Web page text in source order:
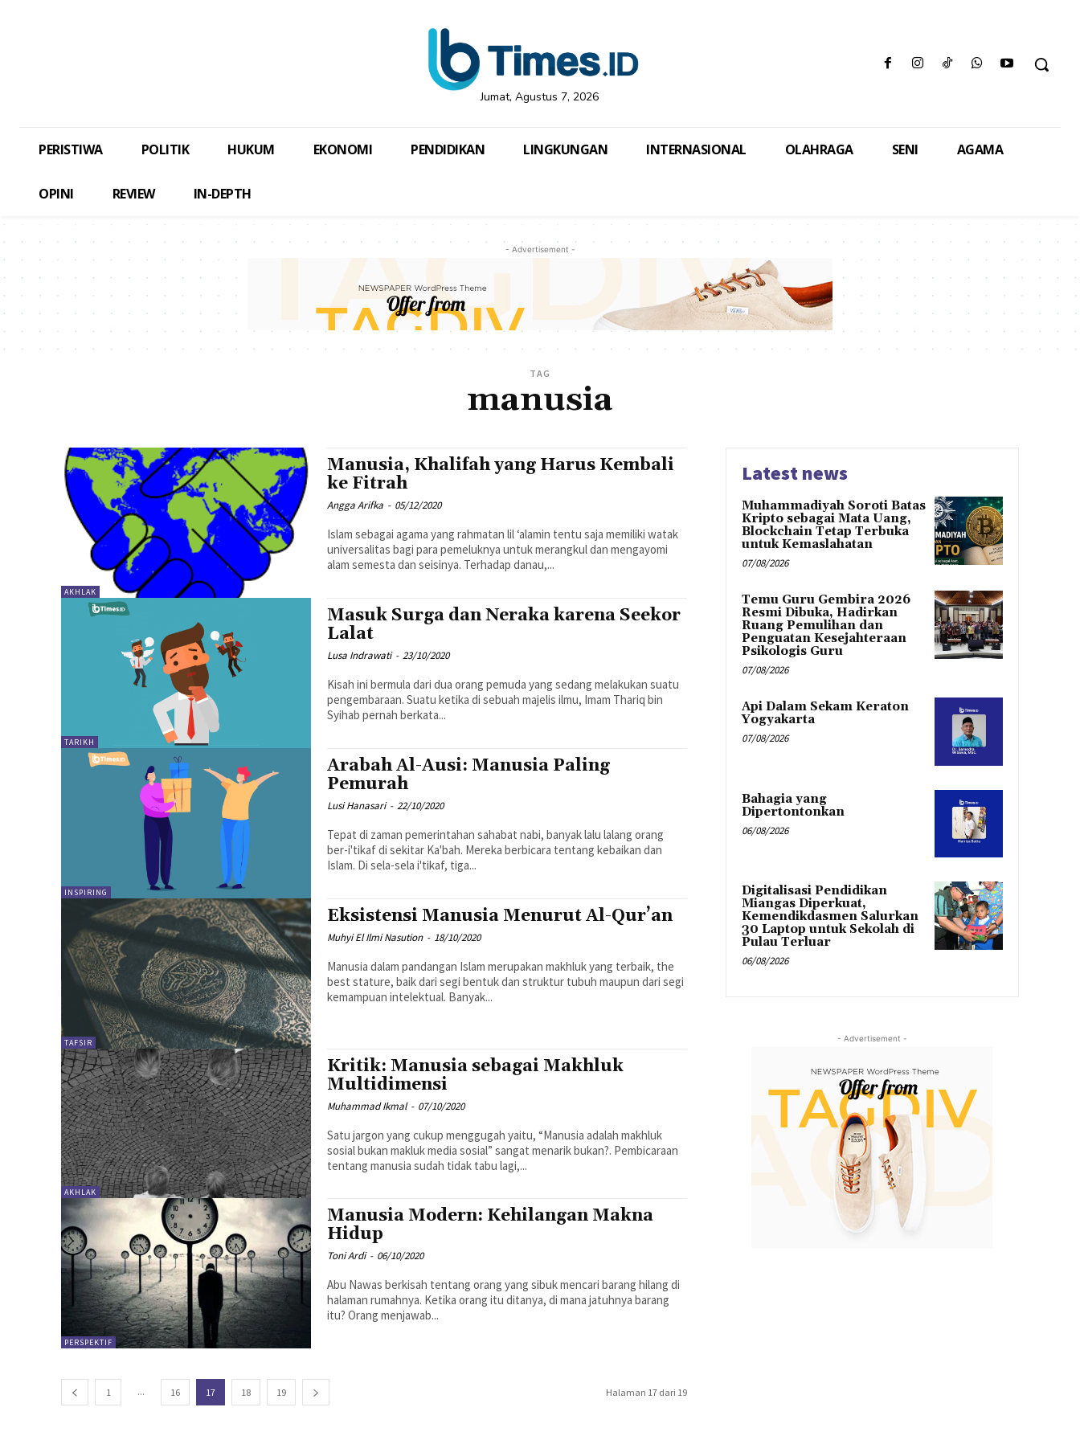
Jumat, Agustus 7, 2026
PERISTIWA POLITIK HUKUM EKONOMI PENDIDIKAN LINGKUNGAN INTERNASIONAL OLAHRAGA SENI AGAMA
OPINI REVIEW IN-DEPTH
- Advertisement -
TAG
manusia
AKHLAK
Manusia, Khalifah yang Harus Kembali
ke Fitrah
Angga Arifka - 05/12/2020
Islam sebagai agama yang rahmatan lil ‘alamin tentu saja memiliki watak
universalitas bagi para pemeluknya untuk merangkul dan mengayomi
alam semesta dan seisinya. Terhadap danau,...
TARIKH
Masuk Surga dan Neraka karena Seekor
Lalat
Lusa Indrawati - 23/10/2020
Kisah ini bermula dari dua orang pemuda yang sedang melakukan suatu
pengembaraan. Suatu ketika di sebuah majelis ilmu, Imam Thariq bin
Syihab pernah berkata...
INSPIRING
Arabah Al-Ausi: Manusia Paling
Pemurah
Lusi Hanasari - 22/10/2020
Tepat di zaman pemerintahan sahabat nabi, banyak lalu lalang orang
ber-i'tikaf di sekitar Ka'bah. Mereka berbicara tentang kebaikan dan
Islam. Di sela-sela i'tikaf, tiga...
TAFSIR
Eksistensi Manusia Menurut Al-Qur’an
Muhyi El Ilmi Nasution - 18/10/2020
Manusia dalam pandangan Islam merupakan makhluk yang terbaik, the
best stature, baik dari segi bentuk dan struktur tubuh maupun dari segi
kemampuan intelektual. Banyak...
AKHLAK
Kritik: Manusia sebagai Makhluk
Multidimensi
Muhammad Ikmal - 07/10/2020
Satu jargon yang cukup menggugah yaitu, “Manusia adalah makhluk
sosial bukan makluk media sosial” sangat menarik bukan?. Pembicaraan
tentang manusia sudah tidak tabu lagi,...
PERSPEKTIF
Manusia Modern: Kehilangan Makna
Hidup
Toni Ardi - 06/10/2020
Abu Nawas berkisah tentang orang yang sibuk mencari barang hilang di
halaman rumahnya. Ketika orang itu ditanya, di mana jatuhnya barang
itu? Orang menjawab...
1 ... 16 17 18 19 Halaman 17 dari 19
Latest news
Muhammadiyah Soroti Batas
Kripto sebagai Mata Uang,
Blockchain Tetap Terbuka
untuk Kemaslahatan
07/08/2026
Temu Guru Gembira 2026
Resmi Dibuka, Hadirkan
Ruang Pemulihan dan
Penguatan Kesejahteraan
Psikologis Guru
07/08/2026
Api Dalam Sekam Keraton
Yogyakarta
07/08/2026
Bahagia yang
Dipertontonkan
06/08/2026
Digitalisasi Pendidikan
Miangas Diperkuat,
Kemendikdasmen Salurkan
30 Laptop untuk Sekolah di
Pulau Terluar
06/08/2026
- Advertisement -